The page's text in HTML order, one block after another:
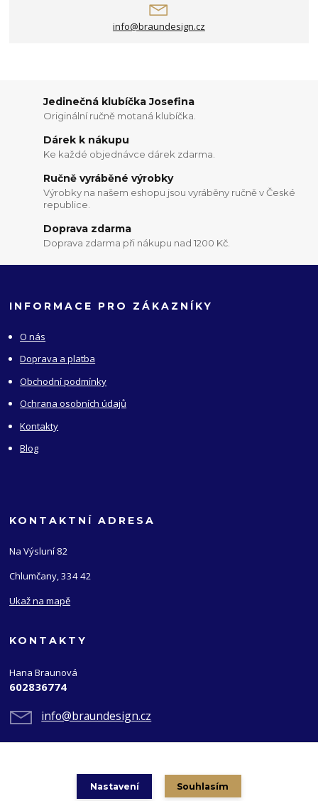
info@braundesign.cz
Jedinečná klubíčka Josefina
Originální ručně motaná klubíčka.
Dárek k nákupu
Ke každé objednávce dárek zdarma.
Ručně vyráběné výrobky
Výrobky na našem eshopu jsou vyráběny ručně v České
republice.
Doprava zdarma
Doprava zdarma při nákupu nad 1200 Kč.
INFORMACE PRO ZÁKAZNÍKY
O nás
Doprava a platba
Obchodní podmínky
Ochrana osobních údajů
Kontakty
Blog
KONTAKTNÍ ADRESA
Na Výsluní 82
Chlumčany, 334 42
Ukaž na mapě
KONTAKTY
Hana Braunová
602836774
info@braundesign.cz
Nastavení Souhlasím